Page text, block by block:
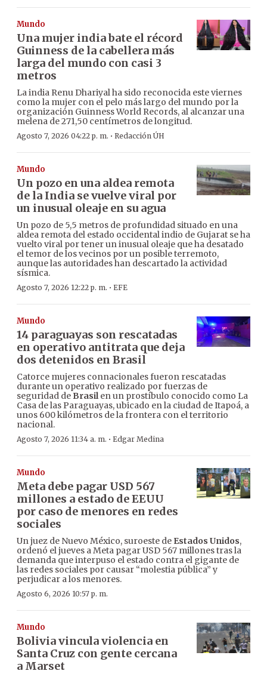
Mundo
Una mujer india bate el récord
Guinness de la cabellera más
larga del mundo con casi 3
metros
La india Renu Dhariyal ha sido reconocida este viernes
como la mujer con el pelo más largo del mundo por la
organización Guinness World Records, al alcanzar una
melena de 271,50 centímetros de longitud.
Agosto 7, 2026 04:22 p. m. · Redacción ÚH
Mundo
Un pozo en una aldea remota
de la India se vuelve viral por
un inusual oleaje en su agua
Un pozo de 5,5 metros de profundidad situado en una
aldea remota del estado occidental indio de Gujarat se ha
vuelto viral por tener un inusual oleaje que ha desatado
el temor de los vecinos por un posible terremoto,
aunque las autoridades han descartado la actividad
sísmica.
Agosto 7, 2026 12:22 p. m. · EFE
Mundo
14 paraguayas son rescatadas
en operativo antitrata que deja
dos detenidos en Brasil
Catorce mujeres connacionales fueron rescatadas
durante un operativo realizado por fuerzas de
seguridad de Brasilen un prostíbulo conocido como La
Casa de las Paraguayas, ubicado en la ciudad de Itapoá, a
unos 600 kilómetros de la frontera con el territorio
nacional.
Agosto 7, 2026 11:34 a. m. · Edgar Medina
Mundo
Meta debe pagar USD 567
millones a estado de EEUU
por caso de menores en redes
sociales
Un juez de Nuevo México, suroeste de Estados Unidos,
ordenó el jueves a Meta pagar USD 567 millones tras la
demanda que interpuso el estado contra el gigante de
las redes sociales por causar “molestia pública” y
perjudicar a los menores.
Agosto 6, 2026 10:57 p. m.
Mundo
Bolivia vincula violencia en
Santa Cruz con gente cercana
a Marset